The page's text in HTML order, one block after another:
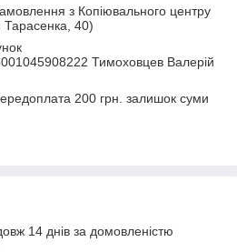
з Копіювального центру
Тарасенка, 40)
Тимоховцев Валерій
200 грн. залишок суми
14 днів за домовленістю